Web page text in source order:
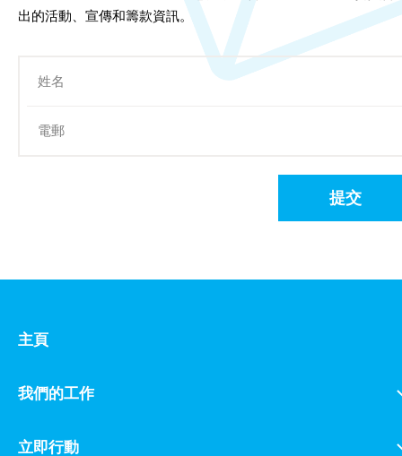
出的活動、宣傳和籌款資訊。
提交
主頁
我們的工作
立即行動